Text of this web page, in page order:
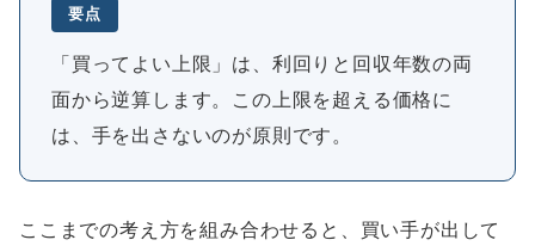
要点
「買ってよい上限」は、利回りと回収年数の両
面から逆算します。この上限を超える価格に
は、手を出さないのが原則です。
ここまでの考え方を組み合わせると、買い手が出して